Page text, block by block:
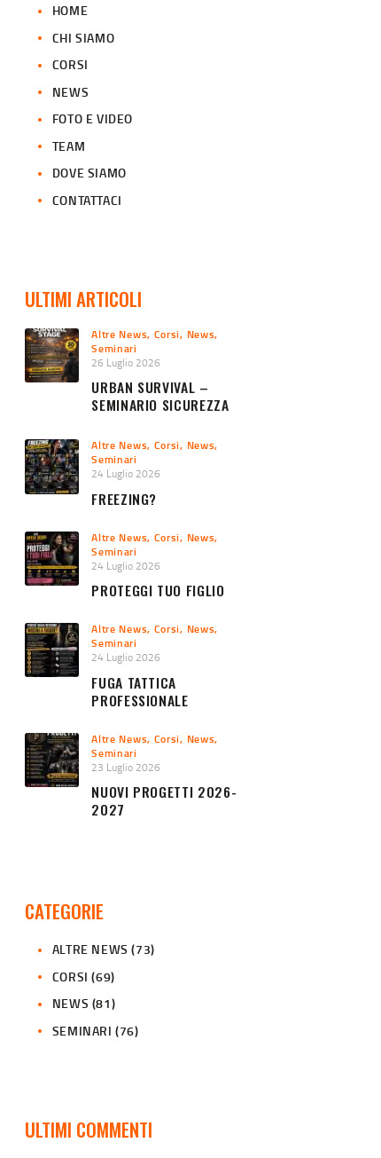
HOME
CHI SIAMO
CORSI
NEWS
FOTO E VIDEO
TEAM
DOVE SIAMO
CONTATTACI
ULTIMI ARTICOLI
Altre News, Corsi, News,
Seminari
26 Luglio 2026
URBAN SURVIVAL –
SEMINARIO SICUREZZA
Altre News, Corsi, News,
Seminari
24 Luglio 2026
FREEZING?
Altre News, Corsi, News,
Seminari
24 Luglio 2026
PROTEGGI TUO FIGLIO
Altre News, Corsi, News,
Seminari
24 Luglio 2026
FUGA TATTICA
PROFESSIONALE
Altre News, Corsi, News,
Seminari
23 Luglio 2026
NUOVI PROGETTI 2026-
2027
CATEGORIE
ALTRE NEWS (73)
CORSI (69)
NEWS (81)
SEMINARI (76)
ULTIMI COMMENTI